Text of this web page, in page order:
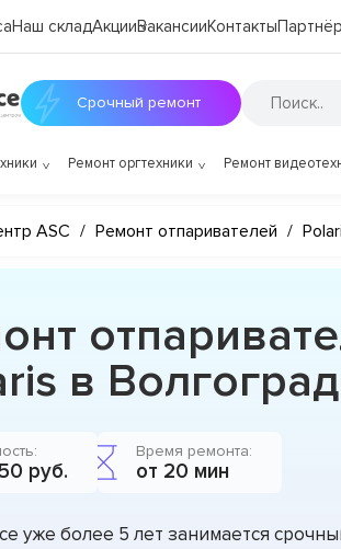
Наш складАкцииВакансииКонтакты
Срочный ремонт
Ремонт оргтехники Ремонт
ASC / Ремонт отпаривателей /
в
руб.
Время ремонта:
от 20 мин
уже более 5 лет занимается